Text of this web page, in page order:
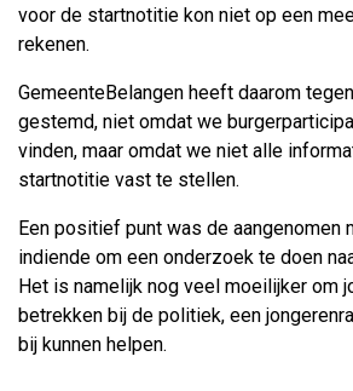
voor de startnotitie kon niet op een
rekenen.
GemeenteBelangen heeft daarom
gestemd, niet omdat we
vinden, maar omdat we niet alle
startnotitie vast te stellen.
Een positief punt was de aangenomen
indiende om een onderzoek te doen
Het is namelijk nog veel moeilijker om
betrekken bij de politiek, een
bij kunnen helpen.